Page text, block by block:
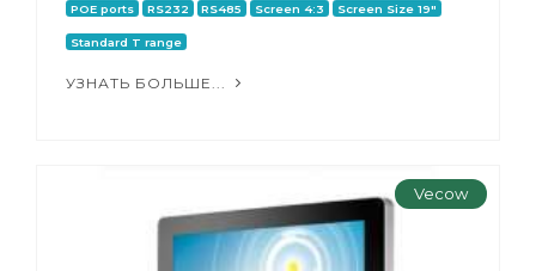
POE ports RS232 RS485 Screen 4:3 Screen Size 19"
Standard T range
УЗНАТЬ БОЛЬШЕ...
Vecow